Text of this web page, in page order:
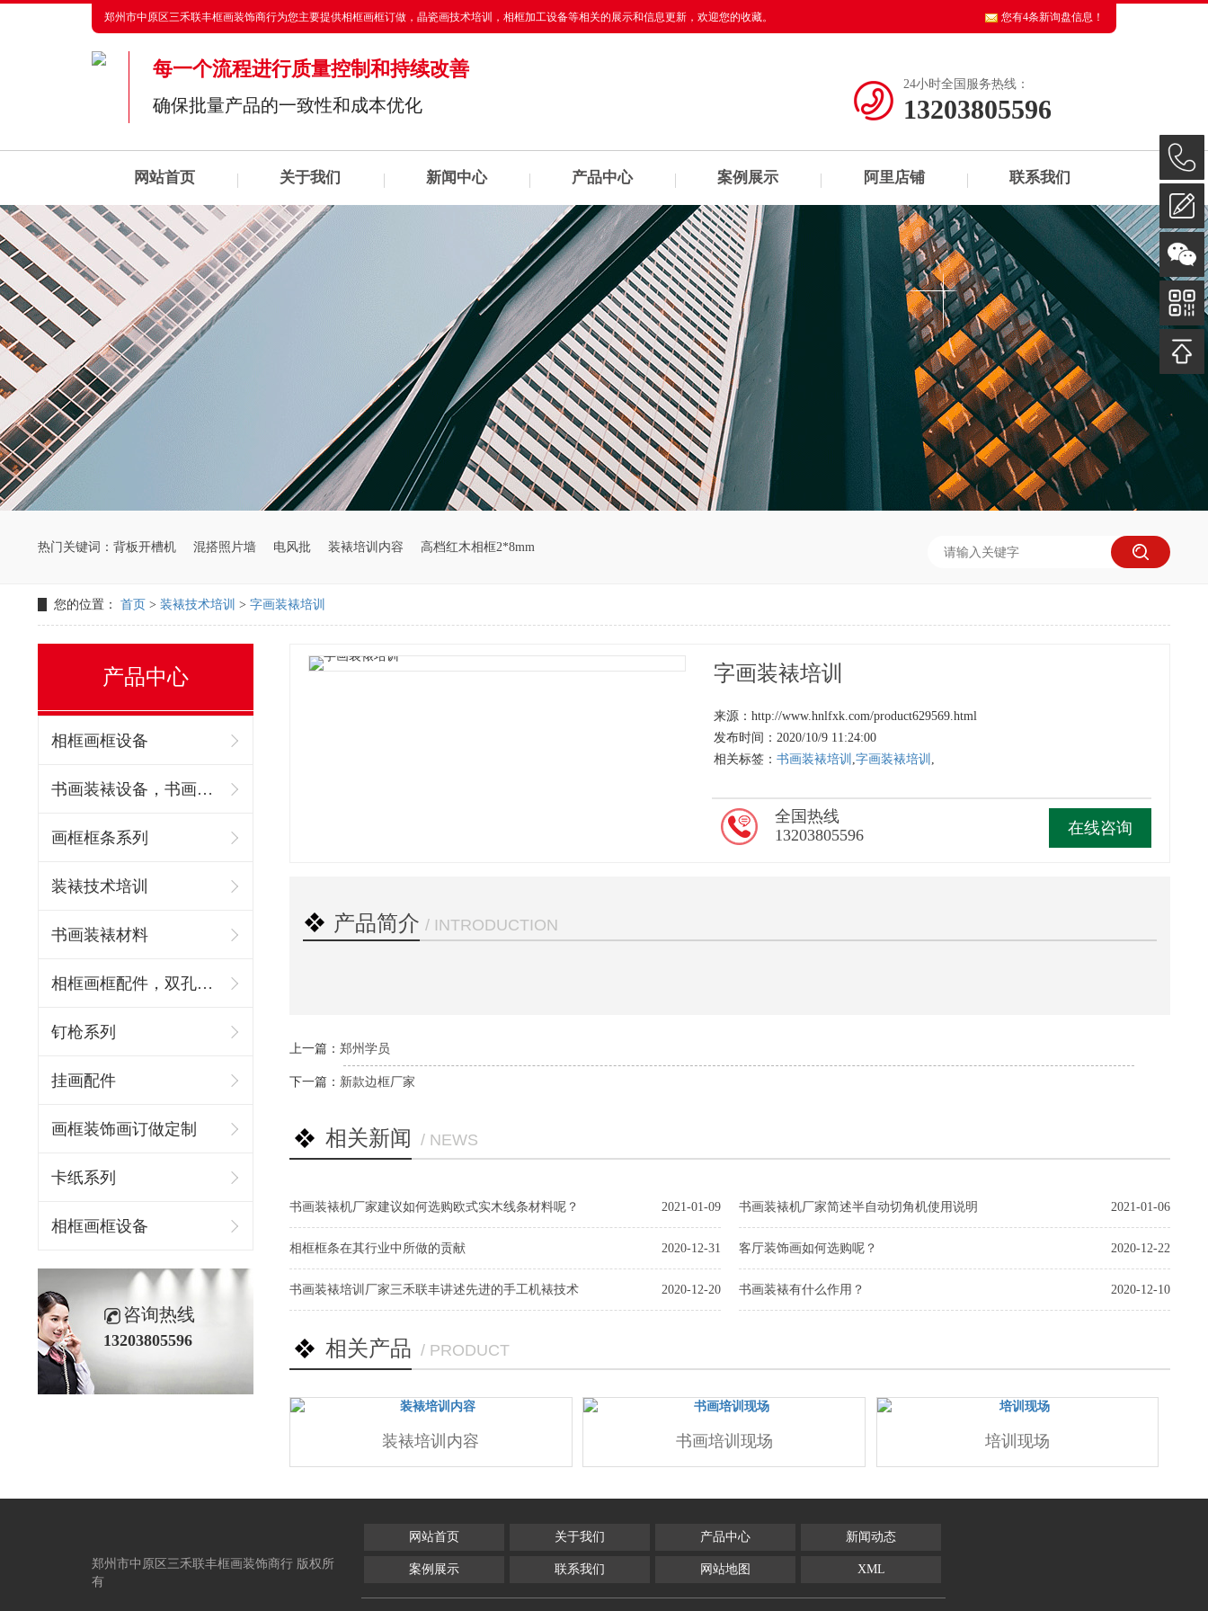
郑州市中原区三禾联丰框画装饰商行为您主要提供相框画框订做 ，晶瓷画技术培训，相框加工设备等相关的展示和信息更新，欢迎您的收藏。 您有4条新询盘信息！
每一个流程进行质量控制和持续改善
确保批量产品的一致性和成本优化
24小时全国服务热线：
13203805596
网站首页 关于我们 新闻中心 产品中心 案例展示 阿里店铺 联系我们
热门关键词： 背板开槽机 混搭照片墙 电风批 装裱培训内容 高档红木相框2*8mm
您的位置： 首页 > 装裱技术培训 > 字画装裱培训
产品中心
相框画框设备
书画装裱设备，书画装裱机
画框框条系列
装裱技术培训
书画装裱材料
相框画框配件，双孔吊环
钉枪系列
挂画配件
画框装饰画订做定制
卡纸系列
相框画框设备
咨询热线
13203805596
字画装裱培训
来源：http://www.hnlfxk.com/product629569.html
发布时间：2020/10/9 11:24:00
相关标签：书画装裱培训 ,字画装裱培训 ,
在线咨询
全国热线
13203805596
产品简介 / INTRODUCTION
上一篇： 郑州学员
下一篇： 新款边框厂家
相关新闻 / NEWS
2021-01-09
书画装裱机厂家建议如何选购欧式实木线条材料呢？ 2021-01-06
书画装裱机厂家简述半自动切角机使用说明
2020-12-31
相框框条在其行业中所做的贡献 2020-12-22
客厅装饰画如何选购呢？
2020-12-20
书画装裱培训厂家三禾联丰讲述先进的手工机裱技术 2020-12-10
书画装裱有什么作用？
相关产品 / PRODUCT
装裱培训内容 书画培训现场 培训现场
郑州市中原区三禾联丰框画装饰商行 版权所
有
网站首页 关于我们 产品中心 新闻动态
案例展示 联系我们 网站地图 XML
AI客服